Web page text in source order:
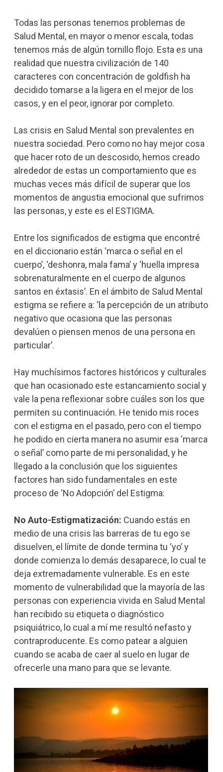
Todas las personas tenemos problemas de
Salud Mental, en mayor o menor escala, todas
tenemos más de algún tornillo flojo. Esta es una
realidad que nuestra civilización de 140
caracteres con concentración de goldfish ha
decidido tomarse a la ligera en el mejor de los
casos, y en el peor, ignorar por completo.
Las crisis en Salud Mental son prevalentes en
nuestra sociedad. Pero como no hay mejor cosa
que hacer roto de un descosido, hemos creado
alrededor de estas un comportamiento que es
muchas veces más difícil de superar que los
momentos de angustia emocional que sufrimos
las personas, y este es el ESTIGMA.
Entre los significados de estigma que encontré
en el diccionario están ‘marca o señal en el
cuerpo’, ‘deshonra, mala fama’ y ‘huella impresa
sobrenaturalmente en el cuerpo de algunos
santos en éxtasis’. En el ámbito de Salud Mental
estigma se refiere a: ‘la percepción de un atributo
negativo que ocasiona que las personas
devalúen o piensen menos de una persona en
particular’.
Hay muchísimos factores históricos y culturales
que han ocasionado este estancamiento social y
vale la pena reflexionar sobre cuáles son los que
permiten su continuación. He tenido mis roces
con el estigma en el pasado, pero con el tiempo
he podido en cierta manera no asumir esa ‘marca
o señal’ como parte de mi personalidad, y he
llegado a la conclusión que los siguientes
factores han sido fundamentales en este
proceso de ‘No Adopción’ del Estigma:
No Auto-Estigmatización: Cuando estás en
medio de una crisis las barreras de tu ego se
disuelven, el límite de donde termina tu ‘yo’ y
donde comienza lo demás desaparece, lo cual te
deja extremadamente vulnerable. Es en este
momento de vulnerabilidad que la mayoría de las
personas con experiencia vivida en Salud Mental
han recibido su etiqueta o diagnóstico
psiquiátrico, lo cual a mí me resultó nefasto y
contraproducente. Es como patear a alguien
cuando se acaba de caer al suelo en lugar de
ofrecerle una mano para que se levante.